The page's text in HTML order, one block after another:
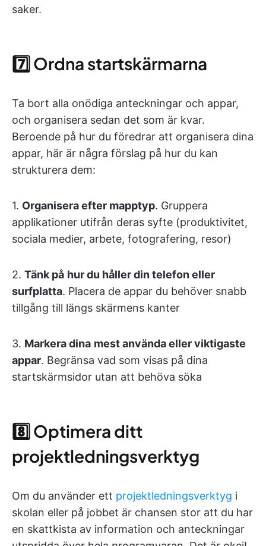
saker.
7️⃣ Ordna startskärmarna
Ta bort alla onödiga anteckningar och appar,
och organisera sedan det som är kvar.
Beroende på hur du föredrar att organisera dina
appar, här är några förslag på hur du kan
strukturera dem:
1. Organisera efter mapptyp. Gruppera
applikationer utifrån deras syfte (produktivitet,
sociala medier, arbete, fotografering, resor)
2. Tänk på hur du håller din telefon eller
surfplatta. Placera de appar du behöver snabb
tillgång till längs skärmens kanter
3. Markera dina mest använda eller viktigaste
appar. Begränsa vad som visas på dina
startskärmsidor utan att behöva söka
8️⃣ Optimera ditt
projektledningsverktyg
Om du använder ett projektledningsverktyg i
skolan eller på jobbet är chansen stor att du har
en skattkista av information och anteckningar